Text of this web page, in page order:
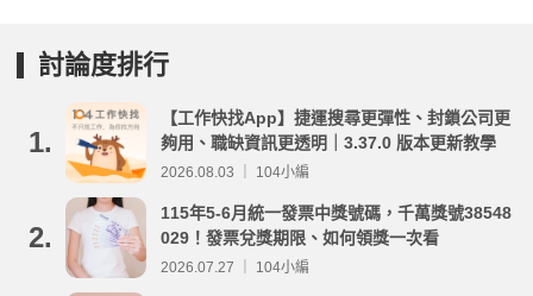
討論度排行
1.
【工作快找App】捷運搜尋更彈性、封鎖公司更
夠用、職缺資訊更透明｜3.37.0 版本更新教學
2026.08.03 ｜ 104小編
2.
115年5-6月統一發票中獎號碼，千萬獎號38548
029！發票兌獎期限、如何領獎一次看
2026.07.27 ｜ 104小編